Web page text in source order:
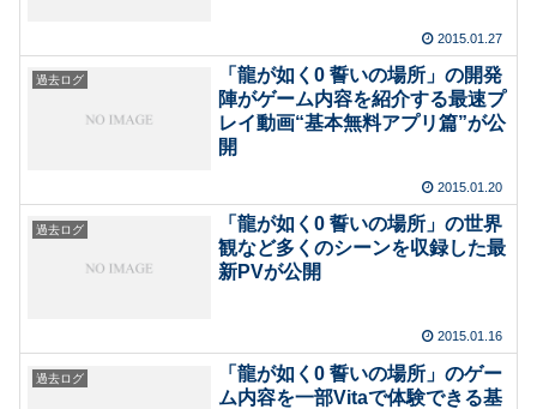
2015.01.27
過去ログ
「龍が如く0 誓いの場所」の開発
陣がゲーム内容を紹介する最速プ
レイ動画“基本無料アプリ篇”が公
開
2015.01.20
過去ログ
「龍が如く0 誓いの場所」の世界
観など多くのシーンを収録した最
新PVが公開
2015.01.16
過去ログ
「龍が如く0 誓いの場所」のゲー
ム内容を一部Vitaで体験できる基